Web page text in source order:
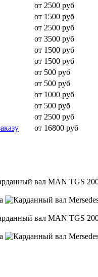
от 2500 руб
от 1500 руб
от 2500 руб
от 3500 руб
от 1500 руб
от 1500 руб
от 500 руб
от 500 руб
от 1000 руб
от 500 руб
от 2500 руб
от 16800 руб